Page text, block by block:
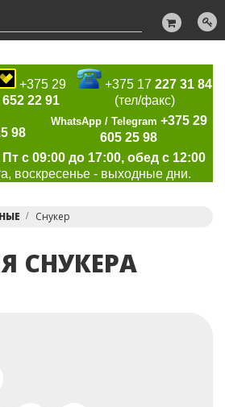
+375 29
652 22 91
+375 17227 31 84
(тел/факс)
98
WhatsApp / Telegram +375 29
605 25 98
Пт с 09:00 до 17:00, обед с 12:00
воскресенье - выходные дни.
Снукер
СНУКЕРА